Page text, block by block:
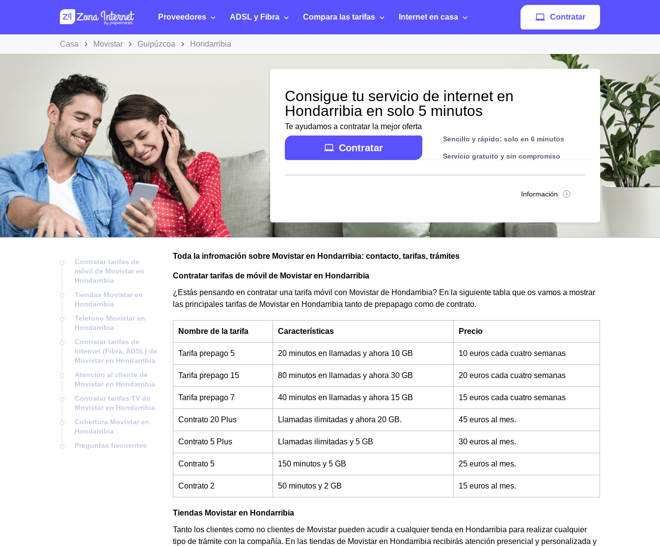
Proveedores ADSL y Fibra Compara las tarifas Internet en casa Contratar
Casa Movistar Guipúzcoa Hondarribia
Consigue tu servicio de internet en
Hondarribia en solo 5 minutos
Te ayudamos a contratar la mejor oferta
Contratar
Sencillo y rápido: solo en 6 minutos
Servicio gratuito y sin compromiso
Información
Contratar tarifas de
móvil de Movistar en
Hondarribia
Tiendas Movistar en
Hondarribia
Telefono Movistar en
Hondarribia
Contratar tarifas de
internet (Fibra, ADSL) de
Movistar en Hondarribia
Atención al cliente de
Movistar en Hondarribia
Contratar tarifas TV de
Movistar en Hondarribia
Cobertura Movistar en
Hondarribia
Preguntas frecuentes
Toda la infromación sobre Movistar en Hondarribia: contacto, tarifas, trámites
Contratar tarifas de móvil de Movistar en Hondarribia
¿Estás pensando en contratar una tarifa móvil con Movistar de Hondarribia? En la siguiente tabla que os vamos a mostrar
las principales tarifas de Movistar en Hondarribia tanto de prepapago como de contrato.
Nombre de la tarifa Características Precio
Tarifa prepago 5 20 minutos en llamadas y ahora 10 GB 10 euros cada cuatro semanas
Tarifa prepago 15 80 minutos en llamadas y ahora 30 GB 20 euros cada cuatro semanas
Tarifa prepago 7 40 minutos en llamadas y ahora 15 GB 15 euros cada cuatro semanas
Contrato 20 Plus Llamadas ilimitadas y ahora 20 GB. 45 euros al mes.
Contrato 5 Plus Llamadas ilimitadas y 5 GB 30 euros al mes.
Contrato 5 150 minutos y 5 GB 25 euros al mes.
Contrato 2 50 minutos y 2 GB 15 euros al mes.
Tiendas Movistar en Hondarribia
Tanto los clientes como no clientes de Movistar pueden acudir a cualquier tienda en Hondarribia para realizar cualquier
tipo de trámite con la compañía. En las tiendas de Movistar en Hondarribia recibirás atención presencial y personalizada y